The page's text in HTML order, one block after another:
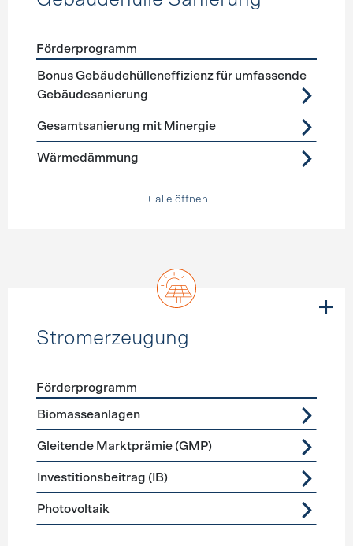
Förderprogramme Gebäudehülle Sanierung
Förderprogramm
Bonus Gebäudehülleneffizienz für umfassende
Gebäudesanierung
Gesamtsanierung mit Minergie
Wärmedämmung
+ alle öffnen
Stromerzeugung
Förderprogramme
Förderprogramm
Biomasseanlagen
Gleitende Marktprämie (GMP)
Investitionsbeitrag (IB)
Photovoltaik